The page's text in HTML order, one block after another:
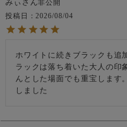
みぃ
非公開
投稿日
2026/08/04
ホワイトに続きブラックも追
ラックは落ち着いた大人の印
んとした場面でも重宝します
しました